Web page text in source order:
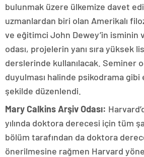
bulunmak üzere ülkemize davet
uzmanlardan biri olan Amerikalı
ve eğitimci John Dewey’in isminin
odası, projelerin yanı sıra yüksek
derslerinde kullanılacak. Seminer
duyulması halinde psikodrama gibi
şekilde düzenlendi.
Mary Calkins Arşiv Odası:
yılında doktora derecesi için tüm
bölüm tarafından da doktora
önerilmesine rağmen Harvard